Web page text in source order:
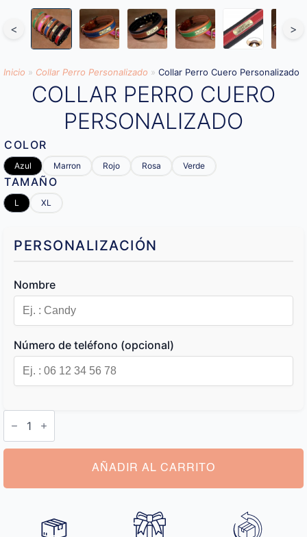
< >
Inicio » Collar Perro Personalizado » Collar Perro Cuero Personalizado
COLLAR PERRO CUERO
PERSONALIZADO
COLOR
Azul Marron Rojo Rosa Verde
TAMAÑO
L XL
PERSONALIZACIÓN
Nombre
Número de teléfono (opcional)
Collar
Perro
Cuero
Personalizado
AÑADIR AL CARRITO